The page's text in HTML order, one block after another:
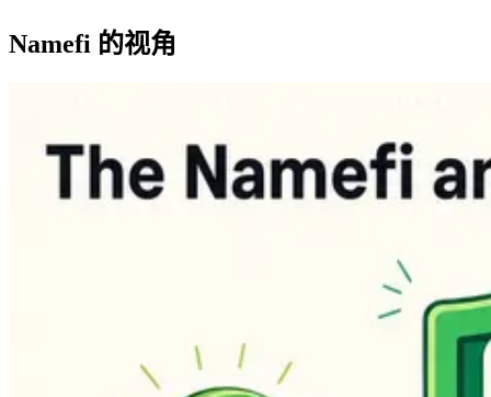
Namefi 的视角